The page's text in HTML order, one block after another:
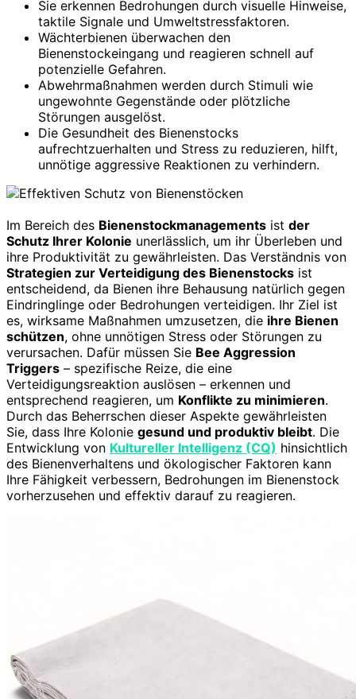
Sie erkennen Bedrohungen durch visuelle Hinweise,
taktile Signale und Umweltstressfaktoren.
Wächterbienen überwachen den
Bienenstockeingang und reagieren schnell auf
potenzielle Gefahren.
Abwehrmaßnahmen werden durch Stimuli wie
ungewohnte Gegenstände oder plötzliche
Störungen ausgelöst.
Die Gesundheit des Bienenstocks
aufrechtzuerhalten und Stress zu reduzieren, hilft,
unnötige aggressive Reaktionen zu verhindern.
Im Bereich des Bienenstockmanagements ist der
Schutz Ihrer Kolonie unerlässlich, um ihr Überleben und
ihre Produktivität zu gewährleisten. Das Verständnis von
Strategien zur Verteidigung des Bienenstocks ist
entscheidend, da Bienen ihre Behausung natürlich gegen
Eindringlinge oder Bedrohungen verteidigen. Ihr Ziel ist
es, wirksame Maßnahmen umzusetzen, die ihre Bienen
schützen, ohne unnötigen Stress oder Störungen zu
verursachen. Dafür müssen Sie Bee Aggression
Triggers – spezifische Reize, die eine
Verteidigungsreaktion auslösen – erkennen und
entsprechend reagieren, um Konflikte zu minimieren.
Durch das Beherrschen dieser Aspekte gewährleisten
Sie, dass Ihre Kolonie gesund und produktiv bleibt. Die
Entwicklung von Kultureller Intelligenz (CQ) hinsichtlich
des Bienenverhaltens und ökologischer Faktoren kann
Ihre Fähigkeit verbessern, Bedrohungen im Bienenstock
vorherzusehen und effektiv darauf zu reagieren.